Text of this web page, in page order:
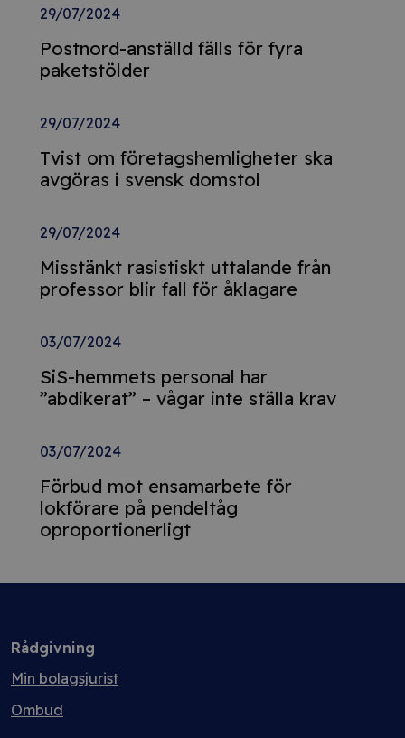
29/07/2024
Postnord-anställd fälls för fyra
paketstölder
29/07/2024
Tvist om företagshemligheter ska
avgöras i svensk domstol
29/07/2024
Misstänkt rasistiskt uttalande från
professor blir fall för åklagare
03/07/2024
SiS-hemmets personal har
”abdikerat” – vågar inte ställa krav
03/07/2024
Förbud mot ensamarbete för
lokförare på pendeltåg
oproportionerligt
Rådgivning
Min bolagsjurist
Ombud